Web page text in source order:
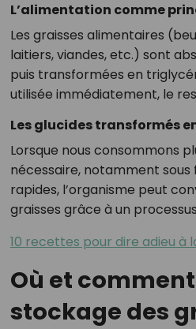
L’alimentation comme
Les graisses alimentaires
laitiers, viandes, etc.) sont
puis transformées en
utilisée immédiatement, le
Les glucides transformés
Lorsque nous consommons
nécessaire, notamment sous
rapides, l’organisme peut
graisses grâce à un
10 recettes pour dire adieu à
Où et
stockage des